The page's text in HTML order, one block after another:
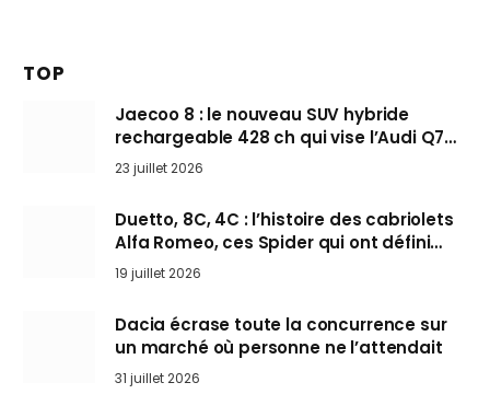
TOP
Jaecoo 8 : le nouveau SUV hybride
rechargeable 428 ch qui vise l’Audi Q7
arrive en Europe cet automne
23 juillet 2026
Duetto, 8C, 4C : l’histoire des cabriolets
Alfa Romeo, ces Spider qui ont défini
l’art de rouler cheveux au vent
19 juillet 2026
Dacia écrase toute la concurrence sur
un marché où personne ne l’attendait
31 juillet 2026